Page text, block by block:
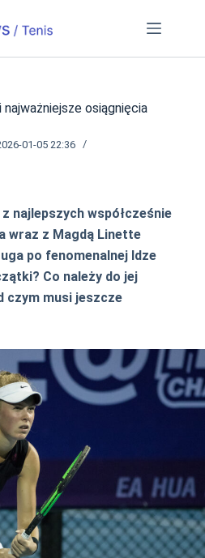
osiągnięcia
01-05 22:36
najlepszych współcześnie
wraz z Magdą Linette
po fenomenalnej Idze
Co należy do jej
czym musi jeszcze